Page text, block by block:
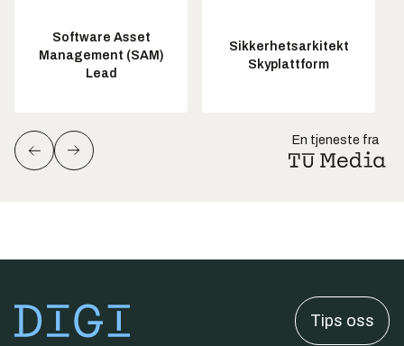
Software Asset
Management (SAM)
Lead
Sikkerhetsarkitekt
Skyplattform
En tjeneste fra
Tips oss